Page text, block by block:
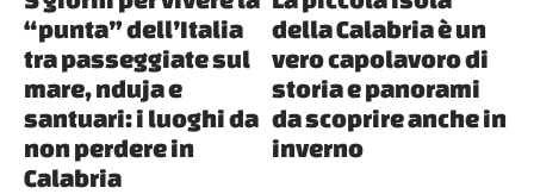
“punta” dell’Italia
tra passeggiate sul
mare, nduja e
santuari: i luoghi da
non perdere in
Calabria
della Calabria è un
vero capolavoro di
storia e panorami
da scoprire anche in
inverno